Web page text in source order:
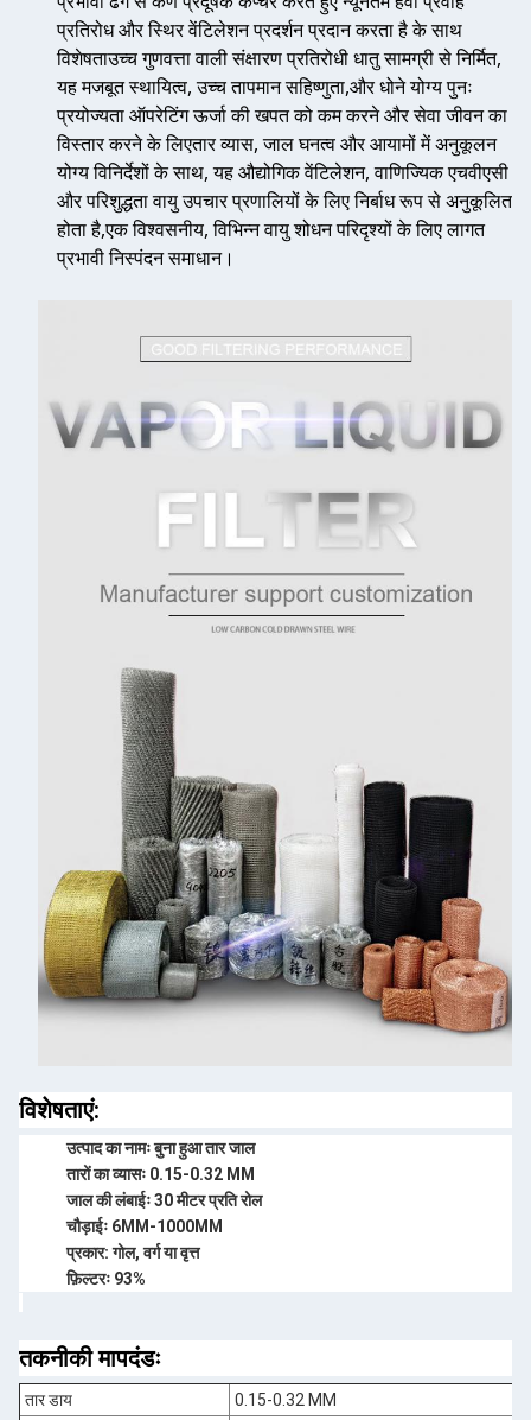
प्रतिरोध और स्थिर वेंटिलेशन प्रदर्शन प्रदान करता है के साथ
विशेषताउच्च गुणवत्ता वाली संक्षारण प्रतिरोधी धातु सामग्री से निर्मित,
यह मजबूत स्थायित्व, उच्च तापमान सहिष्णुता,और धोने योग्य पुनः
प्रयोज्यता ऑपरेटिंग ऊर्जा की खपत को कम करने और सेवा जीवन का
विस्तार करने के लिएतार व्यास, जाल घनत्व और आयामों में अनुकूलन
योग्य विनिर्देशों के साथ, यह औद्योगिक वेंटिलेशन, वाणिज्यिक एचवीएसी
और परिशुद्धता वायु उपचार प्रणालियों के लिए निर्बाध रूप से अनुकूलित
होता है,एक विश्वसनीय, विभिन्न वायु शोधन परिदृश्यों के लिए लागत
प्रभावी निस्पंदन समाधान।
विशेषताएं:
उत्पाद का नामः बुना हुआ तार जाल
तारों का व्यासः 0.15-0.32 MM
जाल की लंबाईः 30 मीटर प्रति रोल
चौड़ाईः 6MM-1000MM
प्रकार: गोल, वर्ग या वृत्त
फ़िल्टरः 93%
तकनीकी मापदंडः
तार डाय 0.15-0.32 MM